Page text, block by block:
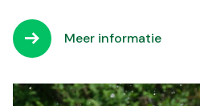
Meer informatie